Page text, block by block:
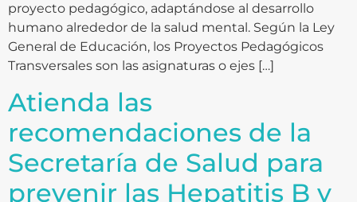
proyecto pedagógico, adaptándose al desarrollo
humano alrededor de la salud mental. Según la Ley
General de Educación, los Proyectos Pedagógicos
Transversales son las asignaturas o ejes […]
Atienda las
recomendaciones de la
Secretaría de Salud para
prevenir las Hepatitis B y